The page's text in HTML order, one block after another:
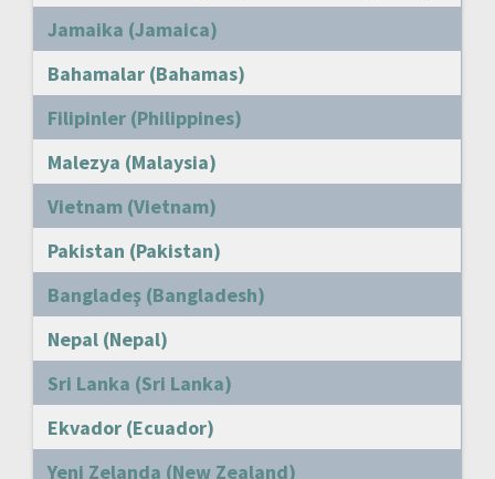
Jamaika (Jamaica)
Bahamalar (Bahamas)
Filipinler (Philippines)
Malezya (Malaysia)
Vietnam (Vietnam)
Pakistan (Pakistan)
Bangladeş (Bangladesh)
Nepal (Nepal)
Sri Lanka (Sri Lanka)
Ekvador (Ecuador)
Yeni Zelanda (New Zealand)